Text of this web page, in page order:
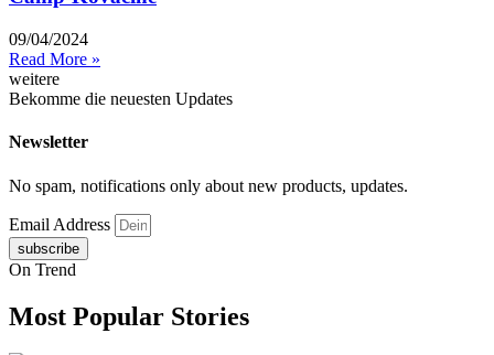
09/04/2024
Read More »
weitere
Bekomme die neuesten Updates
Newsletter
No spam, notifications only about new products, updates.
Email Address
subscribe
On Trend
Most Popular Stories